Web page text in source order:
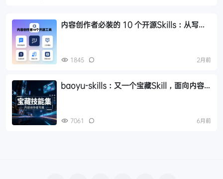
内容创作者必装的 10 个开源Skills：从写作
1845 2月前
baoyu-skills：又一个宝藏Skill，面向内容
7061 6月前